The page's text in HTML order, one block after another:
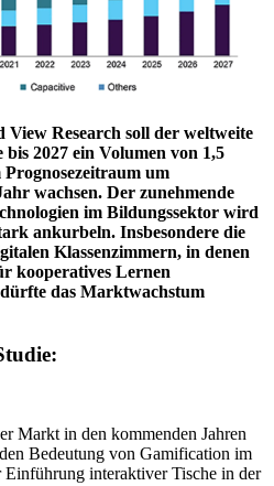
Research soll der weltweite
2027 ein Volumen von 1,5
um
wachsen. Der zunehmende
im Bildungssektor wird
ankurbeln. Insbesondere die
Klassenzimmern, in denen
kooperatives Lernen
das Marktwachstum
Markt in den kommenden Jahren
Bedeutung von Gamification im
Einführung interaktiver Tische in der